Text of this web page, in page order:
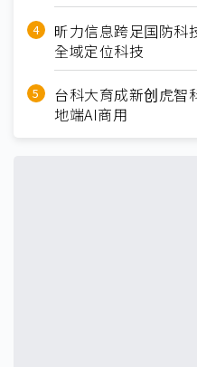
昕力信息跨足国防科
全域定位科技
台科大育成新创虎智
地端AI商用